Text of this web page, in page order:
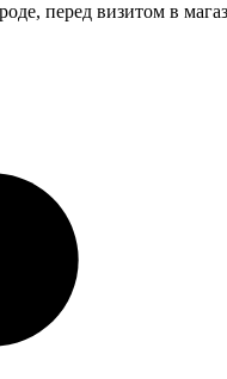
перед визитом в